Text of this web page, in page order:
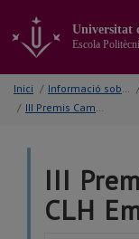
contingut
principal
pàgina
Universitat
Escola
Inici / Informació sobre... /
/ III Premis Campus Iberus – CLH Emprende
III
CLH